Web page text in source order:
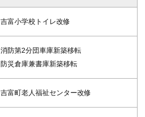
吉富小学校トイレ改修
消防第2分団車庫新築移転
防災倉庫兼書庫新築移転
吉富町老人福祉センター改修